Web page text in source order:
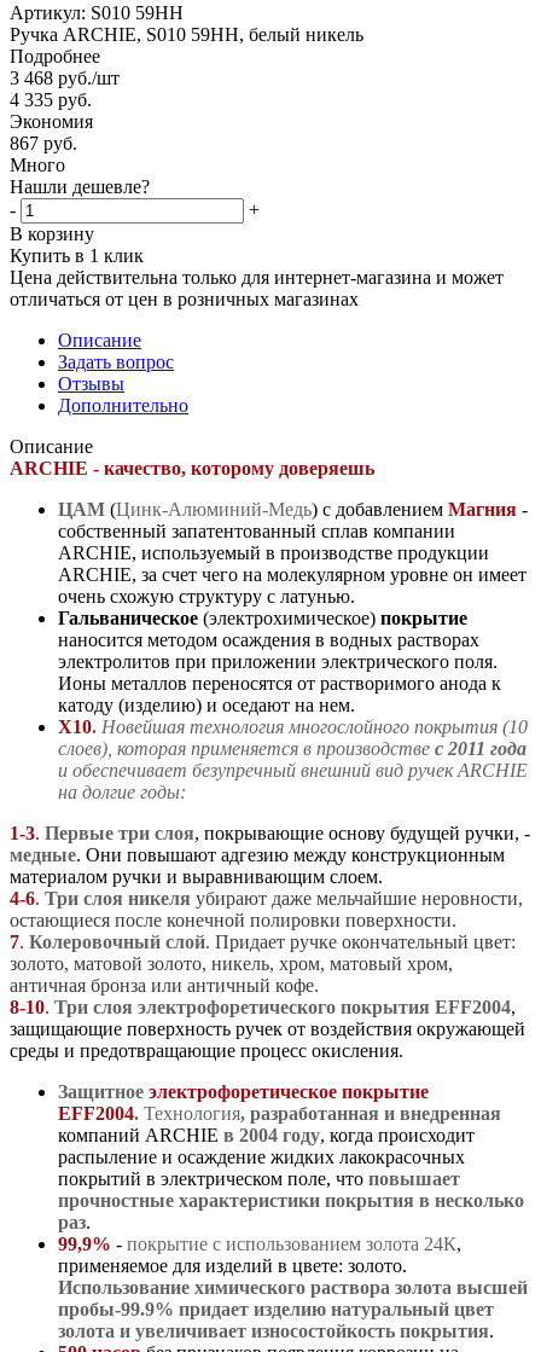
Артикул: S010 59HH
Ручка ARCHIE, S010 59HH, белый никель
Подробнее
3 468 руб./шт
4 335 руб.
Экономия
867 руб.
Много
Нашли дешевле?
-
+
В корзину
Купить в 1 клик
Цена действительна только для интернет-магазина и может
отличаться от цен в розничных магазинах
Описание
Задать вопрос
Отзывы
Дополнительно
Описание
ARCHIE - качество, которому доверяешь
ЦАМ (Цинк-Алюминий-Медь) с добавлением Магния -
собственный запатентованный сплав компании
ARCHIE, используемый в производстве продукции
ARCHIE, за счет чего на молекулярном уровне он имеет
очень схожую структуру с латунью.
Гальваническое (электрохимическое) покрытие
наносится методом осаждения в водных растворах
электролитов при приложении электрического поля.
Ионы металлов переносятся от растворимого анода к
катоду (изделию) и оседают на нем.
Х10. Новейшая технология многослойного покрытия (10
слоев) , которая применяется в производстве с 2011 года
и обеспечивает безупречный внешний вид ручек ARCHIE
на долгие годы:
1-3. Первые три слоя, покрывающие основу будущей ручки, -
медные. Они повышают адгезию между конструкционным
материалом ручки и выравнивающим слоем.
4-6. Три слоя никеля убирают даже мельчайшие неровности,
остающиеся после конечной полировки поверхности.
7. Колеровочный слой. Придает ручке окончательный цвет:
золото, матовой золото, никель, хром, матовый хром,
античная бронза или античный кофе.
8-10. Три слоя электрофоретического покрытия EFF2004,
защищающие поверхность ручек от воздействия окружающей
среды и предотвращающие процесс окисления.
Защитное электрофоретическое покрытие
EFF2004. Технология, разработанная и внедренная
компаний ARCHIE в 2004 году, когда происходит
распыление и осаждение жидких лакокрасочных
покрытий в электрическом поле, что повышает
прочностные характеристики покрытия в несколько
раз.
99,9% - покрытие с использованием золота 24К,
применяемое для изделий в цвете: золото.
Использование химического раствора золота высшей
пробы-99.9% придает изделию натуральный цвет
золота и увеличивает износостойкость покрытия.